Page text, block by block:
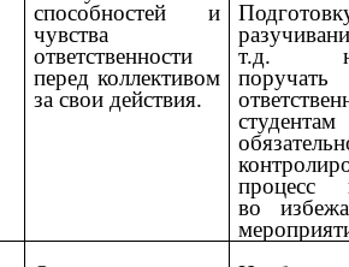
способностей и
чувства
ответственности
перед коллективом
за свои действия.
т.д.
поручать
процесс
во